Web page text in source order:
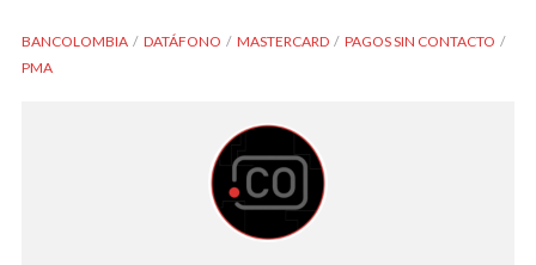
BANCOLOMBIA DATÁFONO MASTERCARD
PAGOS SIN CONTACTO
PMA